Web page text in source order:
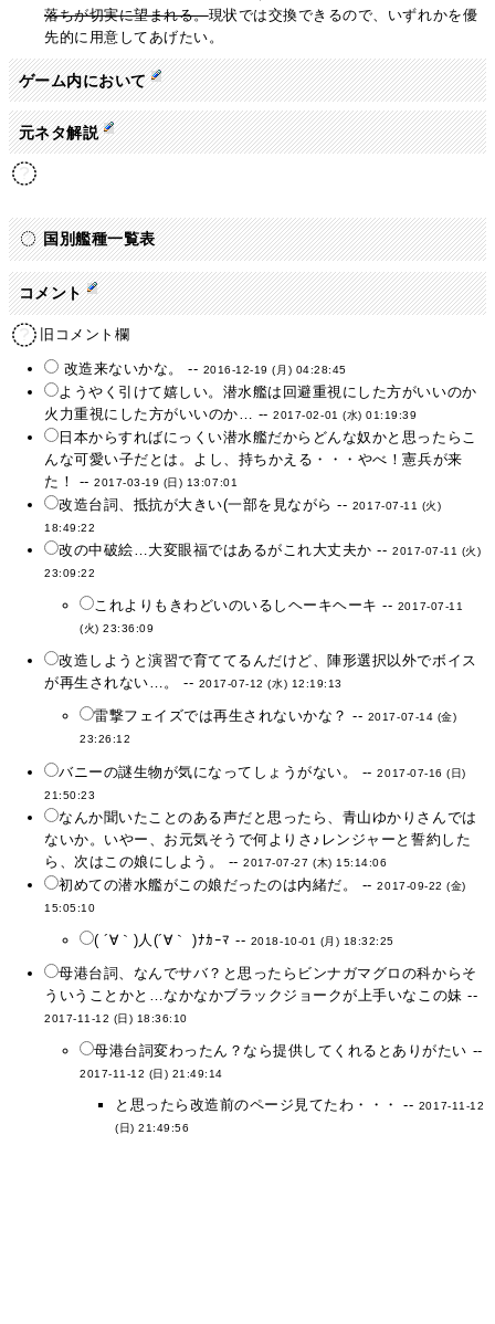
落ちが切実に望まれる。現状では交換できるので、いずれかを優
先的に用意してあげたい。
ゲーム内において
元ネタ解説
国別艦種一覧表
コメント
旧コメント欄
改造来ないかな。 -- 2016-12-19 (月) 04:28:45
ようやく引けて嬉しい。潜水艦は回避重視にした方がいいのか
火力重視にした方がいいのか… --2017-02-01 (水) 01:19:39
日本からすればにっくい潜水艦だからどんな奴かと思ったらこ
んな可愛い子だとは。よし、持ちかえる・・・やべ！憲兵が来
た！ --2017-03-19 (日) 13:07:01
改造台詞、抵抗が大きい(一部を見ながら -- 2017-07-11 (火)
18:49:22
改の中破絵…大変眼福ではあるがこれ大丈夫か -- 2017-07-11 (火)
23:09:22
これよりもきわどいのいるしヘーキヘーキ -- 2017-07-11
(火) 23:36:09
改造しようと演習で育ててるんだけど、陣形選択以外でボイス
が再生されない…。 -- 2017-07-12 (水) 12:19:13
雷撃フェイズでは再生されないかな？ -- 2017-07-14 (金)
23:26:12
バニーの謎生物が気になってしょうがない。 --2017-07-16 (日)
21:50:23
なんか聞いたことのある声だと思ったら、青山ゆかりさんでは
ないか。いやー、お元気そうで何よりさ♪レンジャーと誓約した
ら、次はこの娘にしよう。 --2017-07-27 (木) 15:14:06
初めての潜水艦がこの娘だったのは内緒だ。 --2017-09-22 (金)
15:05:10
( ´∀｀)人(´∀｀ )ﾅｶｰﾏ -- 2018-10-01 (月) 18:32:25
母港台詞、なんでサバ？と思ったらビンナガマグロの科からそ
ういうことかと…なかなかブラックジョークが上手いなこの妹 --
2017-11-12 (日) 18:36:10
母港台詞変わったん？なら提供してくれるとありがたい --
2017-11-12 (日) 21:49:14
と思ったら改造前のページ見てたわ・・・ -- 2017-11-12
(日) 21:49:56